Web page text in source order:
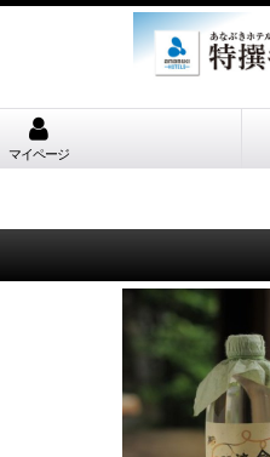
マイページ